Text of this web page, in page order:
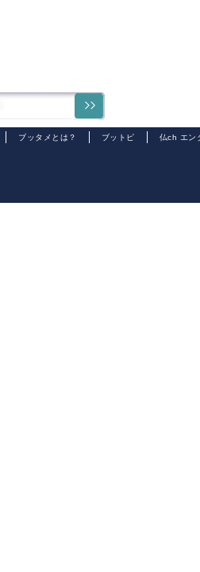
ブッタメとは？ ブットピ 仏ch エン